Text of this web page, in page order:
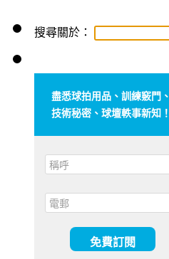
搜尋關於：
盡悉球拍用品、訓練竅門、
技術秘密、球壇軼事新知！